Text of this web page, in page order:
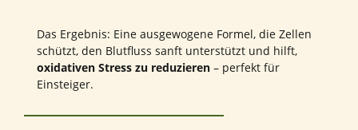
Das Ergebnis: Eine ausgewogene Formel, die Zellen
schützt, den Blutfluss sanft unterstützt und hilft,
oxidativen Stress zu reduzieren – perfekt für
Einsteiger.